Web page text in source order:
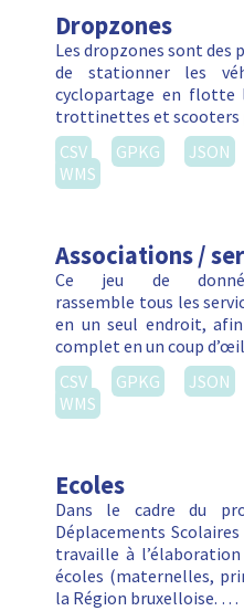
Dropzones
Les dropzones sont des
de stationner les
cyclopartage en flotte
trottinettes et scooters
CSV
GPKG JSON
WMS
Associations /
Ce jeu de
rassemble tous les
en un seul endroit,
complet en un coup
CSV
GPKG JSON
WMS
Ecoles
Dans le cadre du
Déplacements
travaille à
écoles (maternelles,
la Région bruxelloise. …